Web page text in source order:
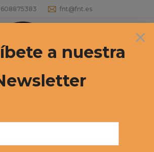
608875383 fnt@fnt.es
diarios:24 febrero, 2015
×
a nuestra